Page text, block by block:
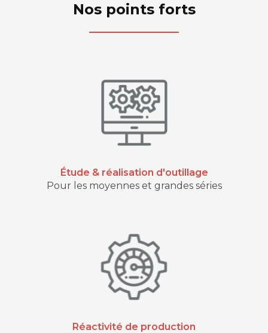
Nos points forts
Étude & réalisation d'outillage
Pour les moyennes et grandes séries
Réactivité de production